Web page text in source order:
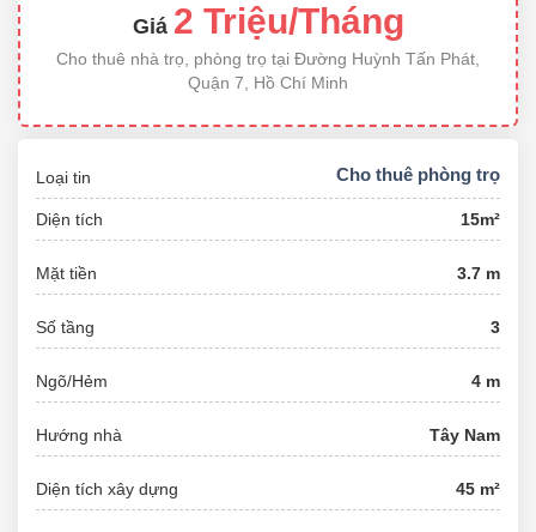
Giá 2 Triệu/Tháng
Cho thuê nhà trọ, phòng trọ tại Đường Huỳnh Tấn Phát,
Quận 7, Hồ Chí Minh
Loại tin Cho thuê phòng trọ
Diện tích 15m²
Mặt tiền 3.7 m
Số tầng 3
Ngõ/Hẻm 4 m
Hướng nhà Tây Nam
Diện tích xây dựng 45 m²